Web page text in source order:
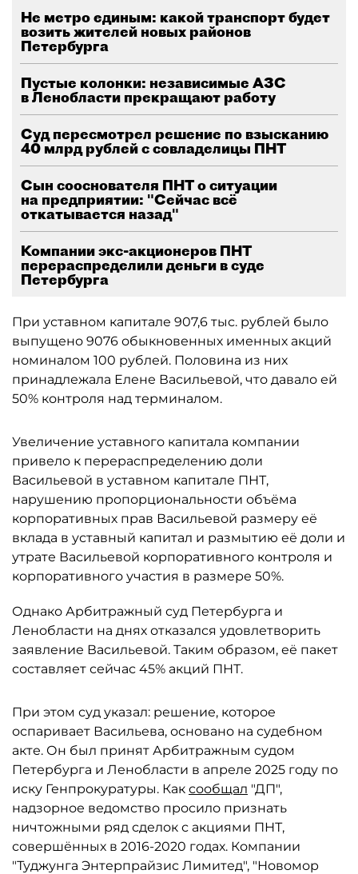
Не метро единым: какой транспорт будет
возить жителей новых районов
Петербурга
Пустые колонки: независимые АЗС
в Ленобласти прекращают работу
Суд пересмотрел решение по взысканию
40 млрд рублей с совладелицы ПНТ
Сын сооснователя ПНТ о ситуации
на предприятии: "Сейчас всё
откатывается назад"
Компании экс-акционеров ПНТ
перераспределили деньги в суде
Петербурга
При уставном капитале 907,6 тыс. рублей было
выпущено 9076 обыкновенных именных акций
номиналом 100 рублей. Половина из них
принадлежала Елене Васильевой, что давало ей
50% контроля над терминалом.
Увеличение уставного капитала компании
привело к перераспределению доли
Васильевой в уставном капитале ПНТ,
нарушению пропорциональности объёма
корпоративных прав Васильевой размеру её
вклада в уставный капитал и размытию её доли и
утрате Васильевой корпоративного контроля и
корпоративного участия в размере 50%.
Однако Арбитражный суд Петербурга и
Ленобласти на днях отказался удовлетворить
заявление Васильевой. Таким образом, её пакет
составляет сейчас 45% акций ПНТ.
При этом суд указал: решение, которое
оспаривает Васильева, основано на судебном
акте. Он был принят Арбитражным судом
Петербурга и Ленобласти в апреле 2025 году по
иску Генпрокуратуры. Как сообщал "ДП",
надзорное ведомство просило признать
ничтожными ряд сделок с акциями ПНТ,
совершённых в 2016-2020 годах. Компании
"Туджунга Энтерпрайзис Лимитед", "Новомор